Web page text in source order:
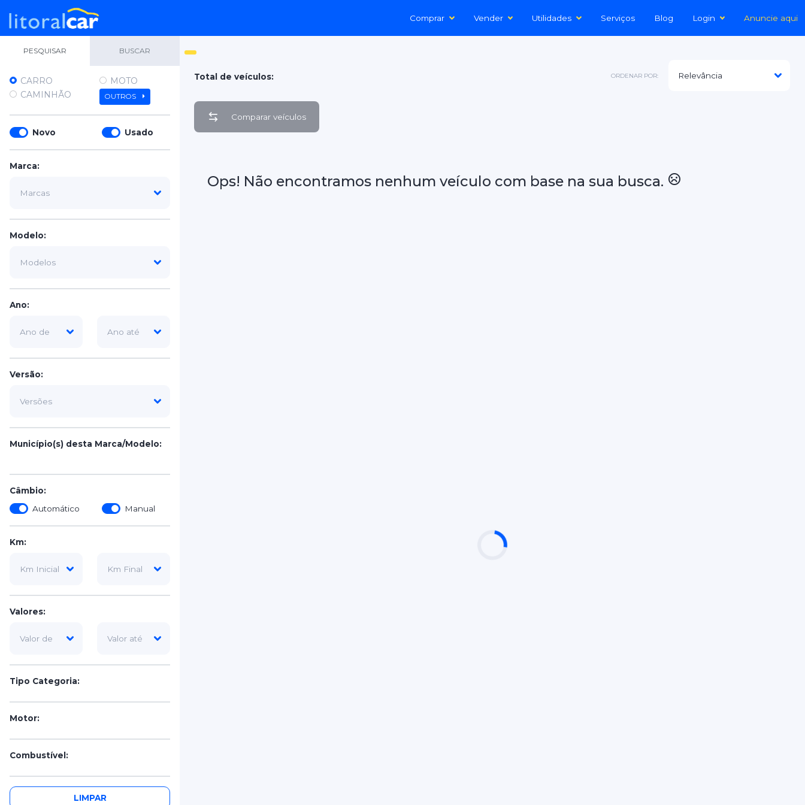
Comprar Vender Utilidades Serviços Blog Login Anuncie aqui
PESQUISAR BUSCAR
CARRO
MOTO
CAMINHÃO
OUTROS
Novo Usado
Marca:
Modelo:
Ano:
Versão:
Município(s) desta Marca/Modelo:
Câmbio:
Automático
Manual
Km:
Valores:
Tipo Categoria:
Motor:
Combustível:
Portas:
LIMPAR
Total de veículos: ORDENAR POR:
Comparar veículos
Ops! Não encontramos nenhum veículo com base na sua busca.